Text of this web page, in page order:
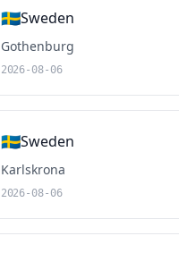
🇸🇪Sweden
Gothenburg
2026-08-06
🇸🇪Sweden
Karlskrona
2026-08-06